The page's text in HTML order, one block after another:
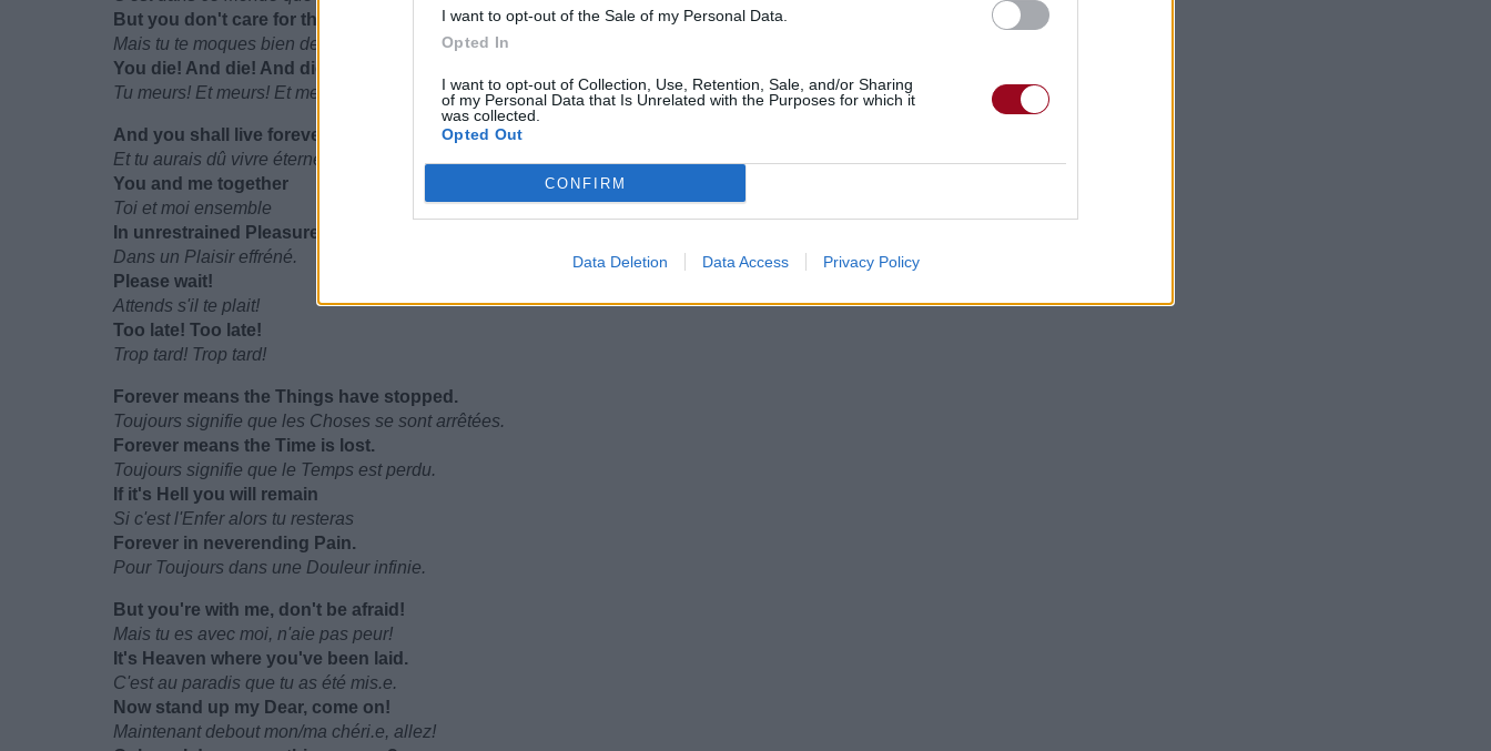
I want to opt-out of the Sale of my Personal Data.
Opted In
I want to opt-out of Collection, Use, Retention, Sale, and/or Sharing
of my Personal Data that Is Unrelated with the Purposes for which it
was collected.
Opted Out
CONFIRM
Data Deletion Data Access Privacy Policy
But you don't care for this Show.
Mais tu te moques bien de ce Spectacle.
You die! And die! And die!
Tu meurs! Et meurs! Et meurs!
And you shall live forever!
Et tu aurais dû vivre éternellement!
You and me together
Toi et moi ensemble
In unrestrained Pleasure.
Dans un Plaisir effréné.
Please wait!
Attends s'il te plait!
Too late! Too late!
Trop tard! Trop tard!
Forever means the Things have stopped.
Toujours signifie que les Choses se sont arrêtées.
Forever means the Time is lost.
Toujours signifie que le Temps est perdu.
If it's Hell you will remain
Si c'est l'Enfer alors tu resteras
Forever in neverending Pain.
Pour Toujours dans une Douleur infinie.
But you're with me, don't be afraid!
Mais tu es avec moi, n'aie pas peur!
It's Heaven where you've been laid.
C'est au paradis que tu as été mis.e.
Now stand up my Dear, come on!
Maintenant debout mon/ma chéri.e, allez!